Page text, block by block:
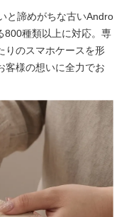
と諦めがちな古いAndro
800種類以上に対応。専
りのスマホケースを形
客様の想いに全力でお